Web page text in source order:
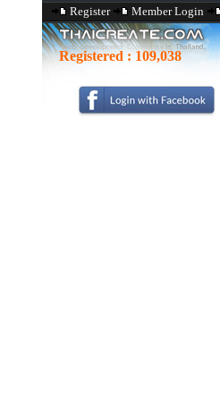
Register Member Login
Registered : 109,038